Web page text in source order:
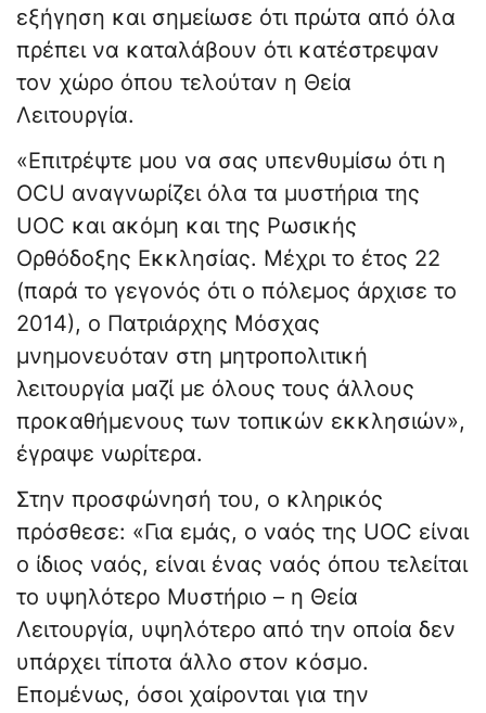
εξήγηση και σημείωσε ότι πρώτα από όλα
πρέπει να καταλάβουν ότι κατέστρεψαν
τον χώρο όπου τελούταν η Θεία
Λειτουργία.
«Επιτρέψτε μου να σας υπενθυμίσω ότι η
OCU αναγνωρίζει όλα τα μυστήρια της
UOC και ακόμη και της Ρωσικής
Ορθόδοξης Εκκλησίας. Μέχρι το έτος 22
(παρά το γεγονός ότι ο πόλεμος άρχισε το
2014), ο Πατριάρχης Μόσχας
μνημονευόταν στη μητροπολιτική
λειτουργία μαζί με όλους τους άλλους
προκαθήμενους των τοπικών εκκλησιών»,
έγραψε νωρίτερα.
Στην προσφώνησή του, ο κληρικός
πρόσθεσε: «Για εμάς, ο ναός της UOC είναι
ο ίδιος ναός, είναι ένας ναός όπου τελείται
το υψηλότερο Μυστήριο – η Θεία
Λειτουργία, υψηλότερο από την οποία δεν
υπάρχει τίποτα άλλο στον κόσμο.
Επομένως, όσοι χαίρονται για την